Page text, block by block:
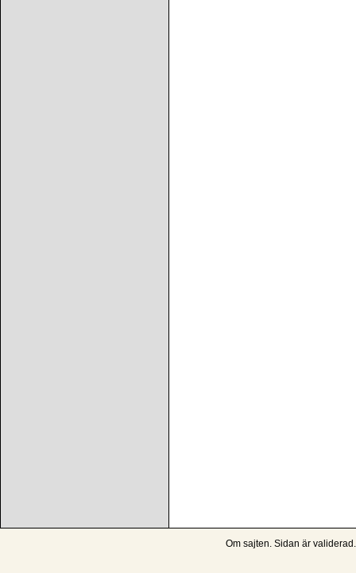
Om sajten. Sidan är validerad